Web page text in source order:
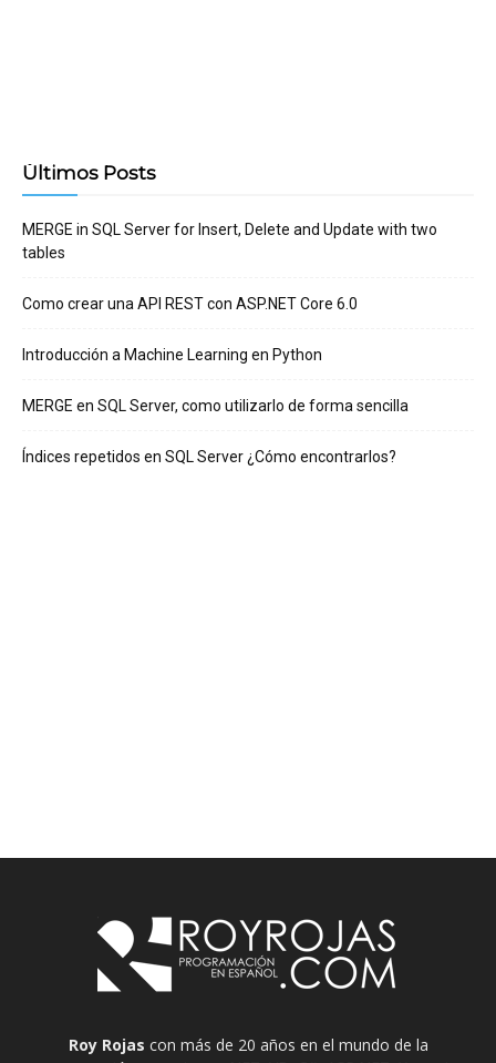
Últimos Posts
MERGE in SQL Server for Insert, Delete and Update with two
tables
Como crear una API REST con ASP.NET Core 6.0
Introducción a Machine Learning en Python
MERGE en SQL Server, como utilizarlo de forma sencilla
Índices repetidos en SQL Server ¿Cómo encontrarlos?
Roy Rojas con más de 20 años en el mundo de la